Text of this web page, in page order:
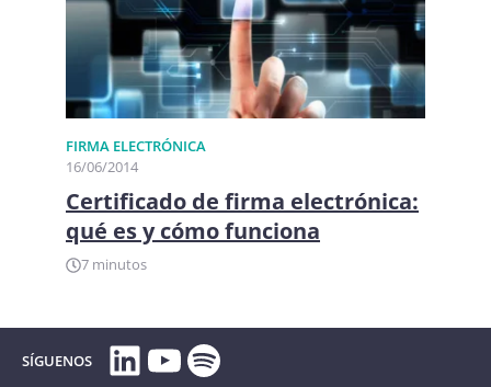
FIRMA ELECTRÓNICA​
16/06/2014
Certificado de firma electrónica:
qué es y cómo funciona
7 minutos
SÍGUENOS LinkedIn
YouTube
Spotify